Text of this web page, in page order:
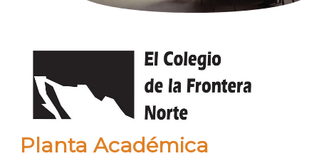
Planta Académica